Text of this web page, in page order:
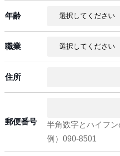
年齢
職業
住所
郵便番号
半角数字とハイフン
例）090-8501